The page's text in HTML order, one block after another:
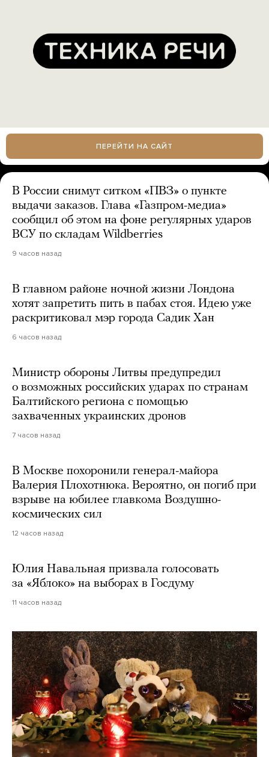
ПЕРЕЙТИ НА САЙТ
В России снимут ситком «ПВЗ» о пункте
выдачи заказов. Глава «Газпром-медиа»
сообщил об этом на фоне регулярных ударов
ВСУ по складам Wildberries
9 часов назад
В главном районе ночной жизни Лондона
хотят запретить пить в пабах стоя. Идею уже
раскритиковал мэр города Садик Хан
6 часов назад
Министр обороны Литвы предупредил
о возможных российских ударах по странам
Балтийского региона с помощью
захваченных украинских дронов
7 часов назад
В Москве похоронили генерал-майора
Валерия Плохотнюка. Вероятно, он погиб при
взрыве на юбилее главкома Воздушно-
космических сил
12 часов назад
Юлия Навальная призвала голосовать
за «Яблоко» на выборах в Госдуму
11 часов назад